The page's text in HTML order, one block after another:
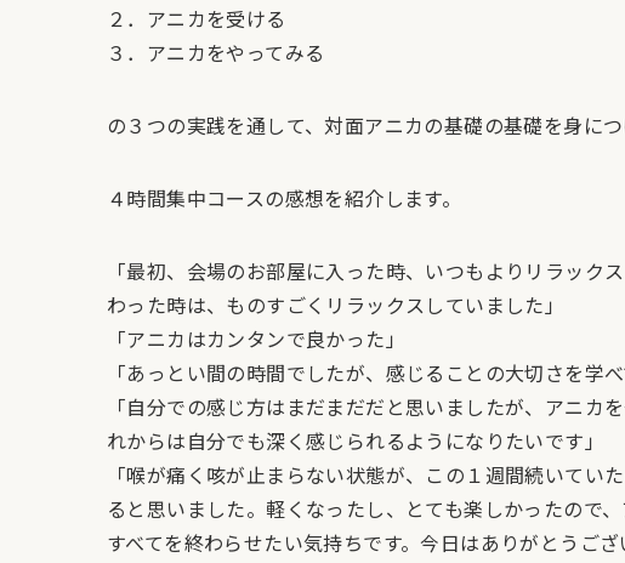
２．アニカを受ける
３．アニカをやってみる
の３つの実践を通して、対面アニカの基礎の基礎を身につ
４時間集中コースの感想を紹介します。
「最初、会場のお部屋に入った時、いつもよりリラッ
わった時は、ものすごくリラックスしていました」
「アニカはカンタンで良かった」
「あっとい間の時間でしたが、感じることの大切さを学
「自分での感じ方はまだまだだと思いましたが、アニカ
れからは自分でも深く感じられるようになりたいです」
「喉が痛く咳が止まらない状態が、この１週間続いて
ると思いました。軽くなったし、とても楽しかったので
すべてを終わらせたい気持ちです。今日はありがとうござ